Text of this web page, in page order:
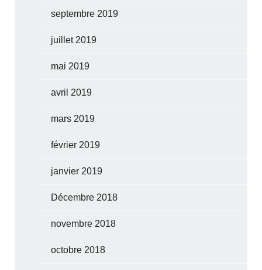
septembre 2019
juillet 2019
mai 2019
avril 2019
mars 2019
février 2019
janvier 2019
Décembre 2018
novembre 2018
octobre 2018